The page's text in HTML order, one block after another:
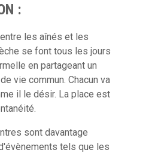
:
les aînés et les
se font tous les jours
en partageant un
vie commun. Chacun va
il le désir. La place est
sont davantage
tels que les